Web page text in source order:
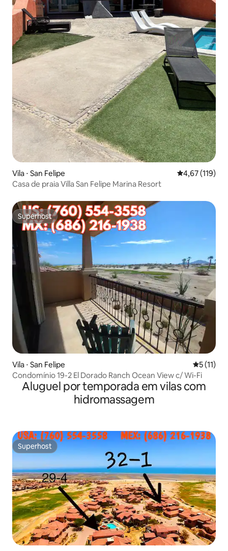
Vila ⋅ San Felipe 4,67 de uma
4,67 (119)
Casa de praia Villa San Felipe Marina Resort
Superhost
Superhost
Vila ⋅ San Felipe 5 de uma
5 (11)
Condomínio 19-2 El Dorado Ranch Ocean View c/ Wi-Fi
Aluguel por temporada em vilas com
hidromassagem
Superhost
Superhost